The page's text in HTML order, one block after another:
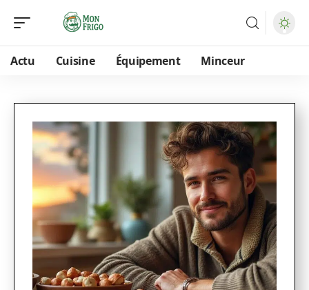
Actu Cuisine Équipement Minceur